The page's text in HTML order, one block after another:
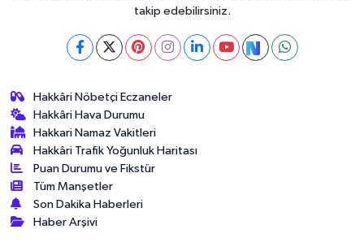
takip edebilirsiniz.
Hakkâri Nöbetçi Eczaneler
Hakkâri Hava Durumu
Hakkari Namaz Vakitleri
Hakkâri Trafik Yoğunluk Haritası
Puan Durumu ve Fikstür
Tüm Manşetler
Son Dakika Haberleri
Haber Arşivi